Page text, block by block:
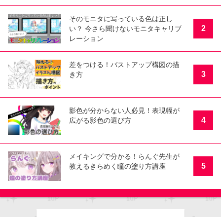
そのモニタに写っている色は正し
い？ 今さら聞けないモニタキャリブ
レーション
2
差をつける！バストアップ構図の描
き方
3
影色が分からない人必見！表現幅が
広がる影色の選び方
4
メイキングで分かる！らんぐ先生が
教えるきらめく瞳の塗り方講座
5